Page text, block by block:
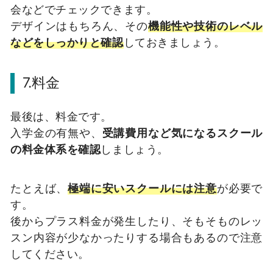
会などでチェックできます。
デザインはもちろん、その機能性や技術のレベル
などをしっかりと確認しておきましょう。
7.料金
最後は、料金です。
入学金の有無や、 受講費用など気になるスクール
の料金体系を確認しましょう。
たとえば、極端に安いスクールには注意が必要で
す。
後からプラス料金が発生したり、そもそものレッ
スン内容が少なかったりする場合もあるので注意
してください。